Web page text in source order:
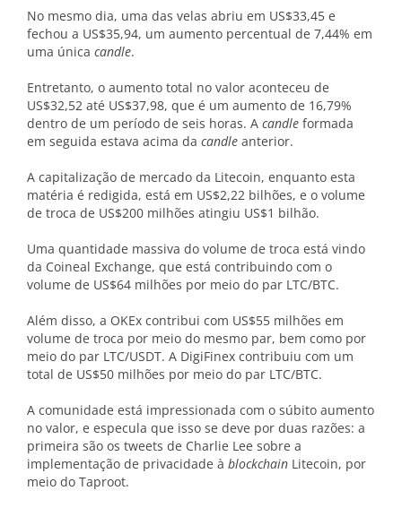
No mesmo dia, uma das velas abriu em US$33,45 e
fechou a US$35,94, um aumento percentual de 7,44% em
uma única candle.
Entretanto, o aumento total no valor aconteceu de
US$32,52 até US$37,98, que é um aumento de 16,79%
dentro de um período de seis horas. A candle formada
em seguida estava acima da candle anterior.
A capitalização de mercado da Litecoin, enquanto esta
matéria é redigida, está em US$2,22 bilhões, e o volume
de troca de US$200 milhões atingiu US$1 bilhão.
Uma quantidade massiva do volume de troca está vindo
da Coineal Exchange, que está contribuindo com o
volume de US$64 milhões por meio do par LTC/BTC.
Além disso, a OKEx contribui com US$55 milhões em
volume de troca por meio do mesmo par, bem como por
meio do par LTC/USDT. A DigiFinex contribuiu com um
total de US$50 milhões por meio do par LTC/BTC.
A comunidade está impressionada com o súbito aumento
no valor, e especula que isso se deve por duas razões: a
primeira são os tweets de Charlie Lee sobre a
implementação de privacidade à blockchain Litecoin, por
meio do Taproot.